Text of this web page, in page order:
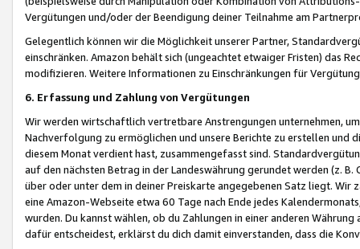
Vergütungen und/oder der Beendigung deiner Teilnahme am
Gelegentlich können wir die Möglichkeit unserer Partner,
einschränken. Amazon behält sich (ungeachtet etwaiger Fristen) das
modifizieren. Weitere Informationen zu Einschränkungen für
6. Erfassung und Zahlung von Vergütungen
Wir werden wirtschaftlich vertretbare Anstrengungen unternehmen,
Nachverfolgung zu ermöglichen und unsere Berichte zu erstellen und
diesem Monat verdient hast, zusammengefasst sind.
auf den nächsten Betrag in der Landeswährung gerundet werden (z.
über oder unter dem in deiner Preiskarte angegebenen Satz liegt.
eine Amazon-Webseite etwa 60 Tage nach Ende jedes
wurden. Du kannst wählen, ob du Zahlungen in einer anderen
dafür entscheidest, erklärst du dich damit einverstanden, dass die